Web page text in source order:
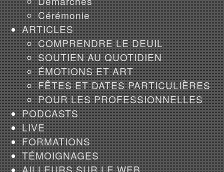
Cérémonie
ARTICLES
COMPRENDRE LE DEUIL
SOUTIEN AU QUOTIDIEN
ÉMOTIONS ET ART
FÊTES ET DATES PARTICULIÈRES
POUR LES PROFESSIONNELLES
PODCASTS
LIVE
FORMATIONS
TÉMOIGNAGES